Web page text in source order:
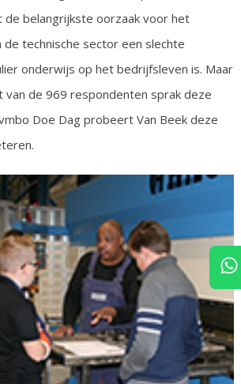
de belangrijkste oorzaak voor het
technische sector een slechte
onderwijs op het bedrijfsleven is. Maar
de 969 respondenten sprak deze
Doe Dag probeert Van Beek deze